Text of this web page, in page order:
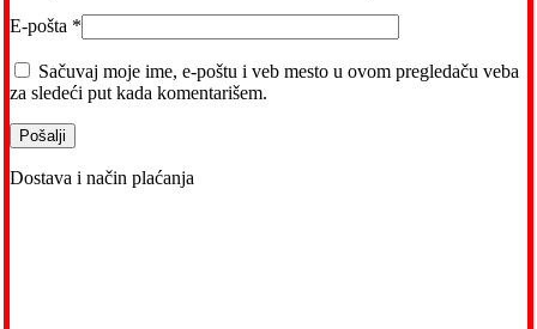
E-pošta *
Sačuvaj moje ime, e-poštu i veb mesto u ovom pregledaču veba
za sledeći put kada komentarišem.
Dostava i način plaćanja